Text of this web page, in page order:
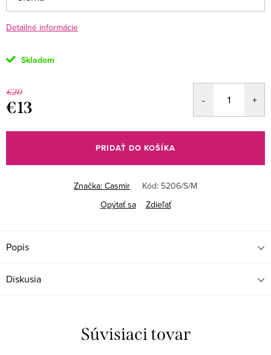
Detailné informácie
Skladom
€20
€13
cena:
PRIDAŤ DO KOŠÍKA
Značka: Casmir Kód: 5206/S/M
Opýtať sa
Zdieľať
Popis
Diskusia
Súvisiaci tovar